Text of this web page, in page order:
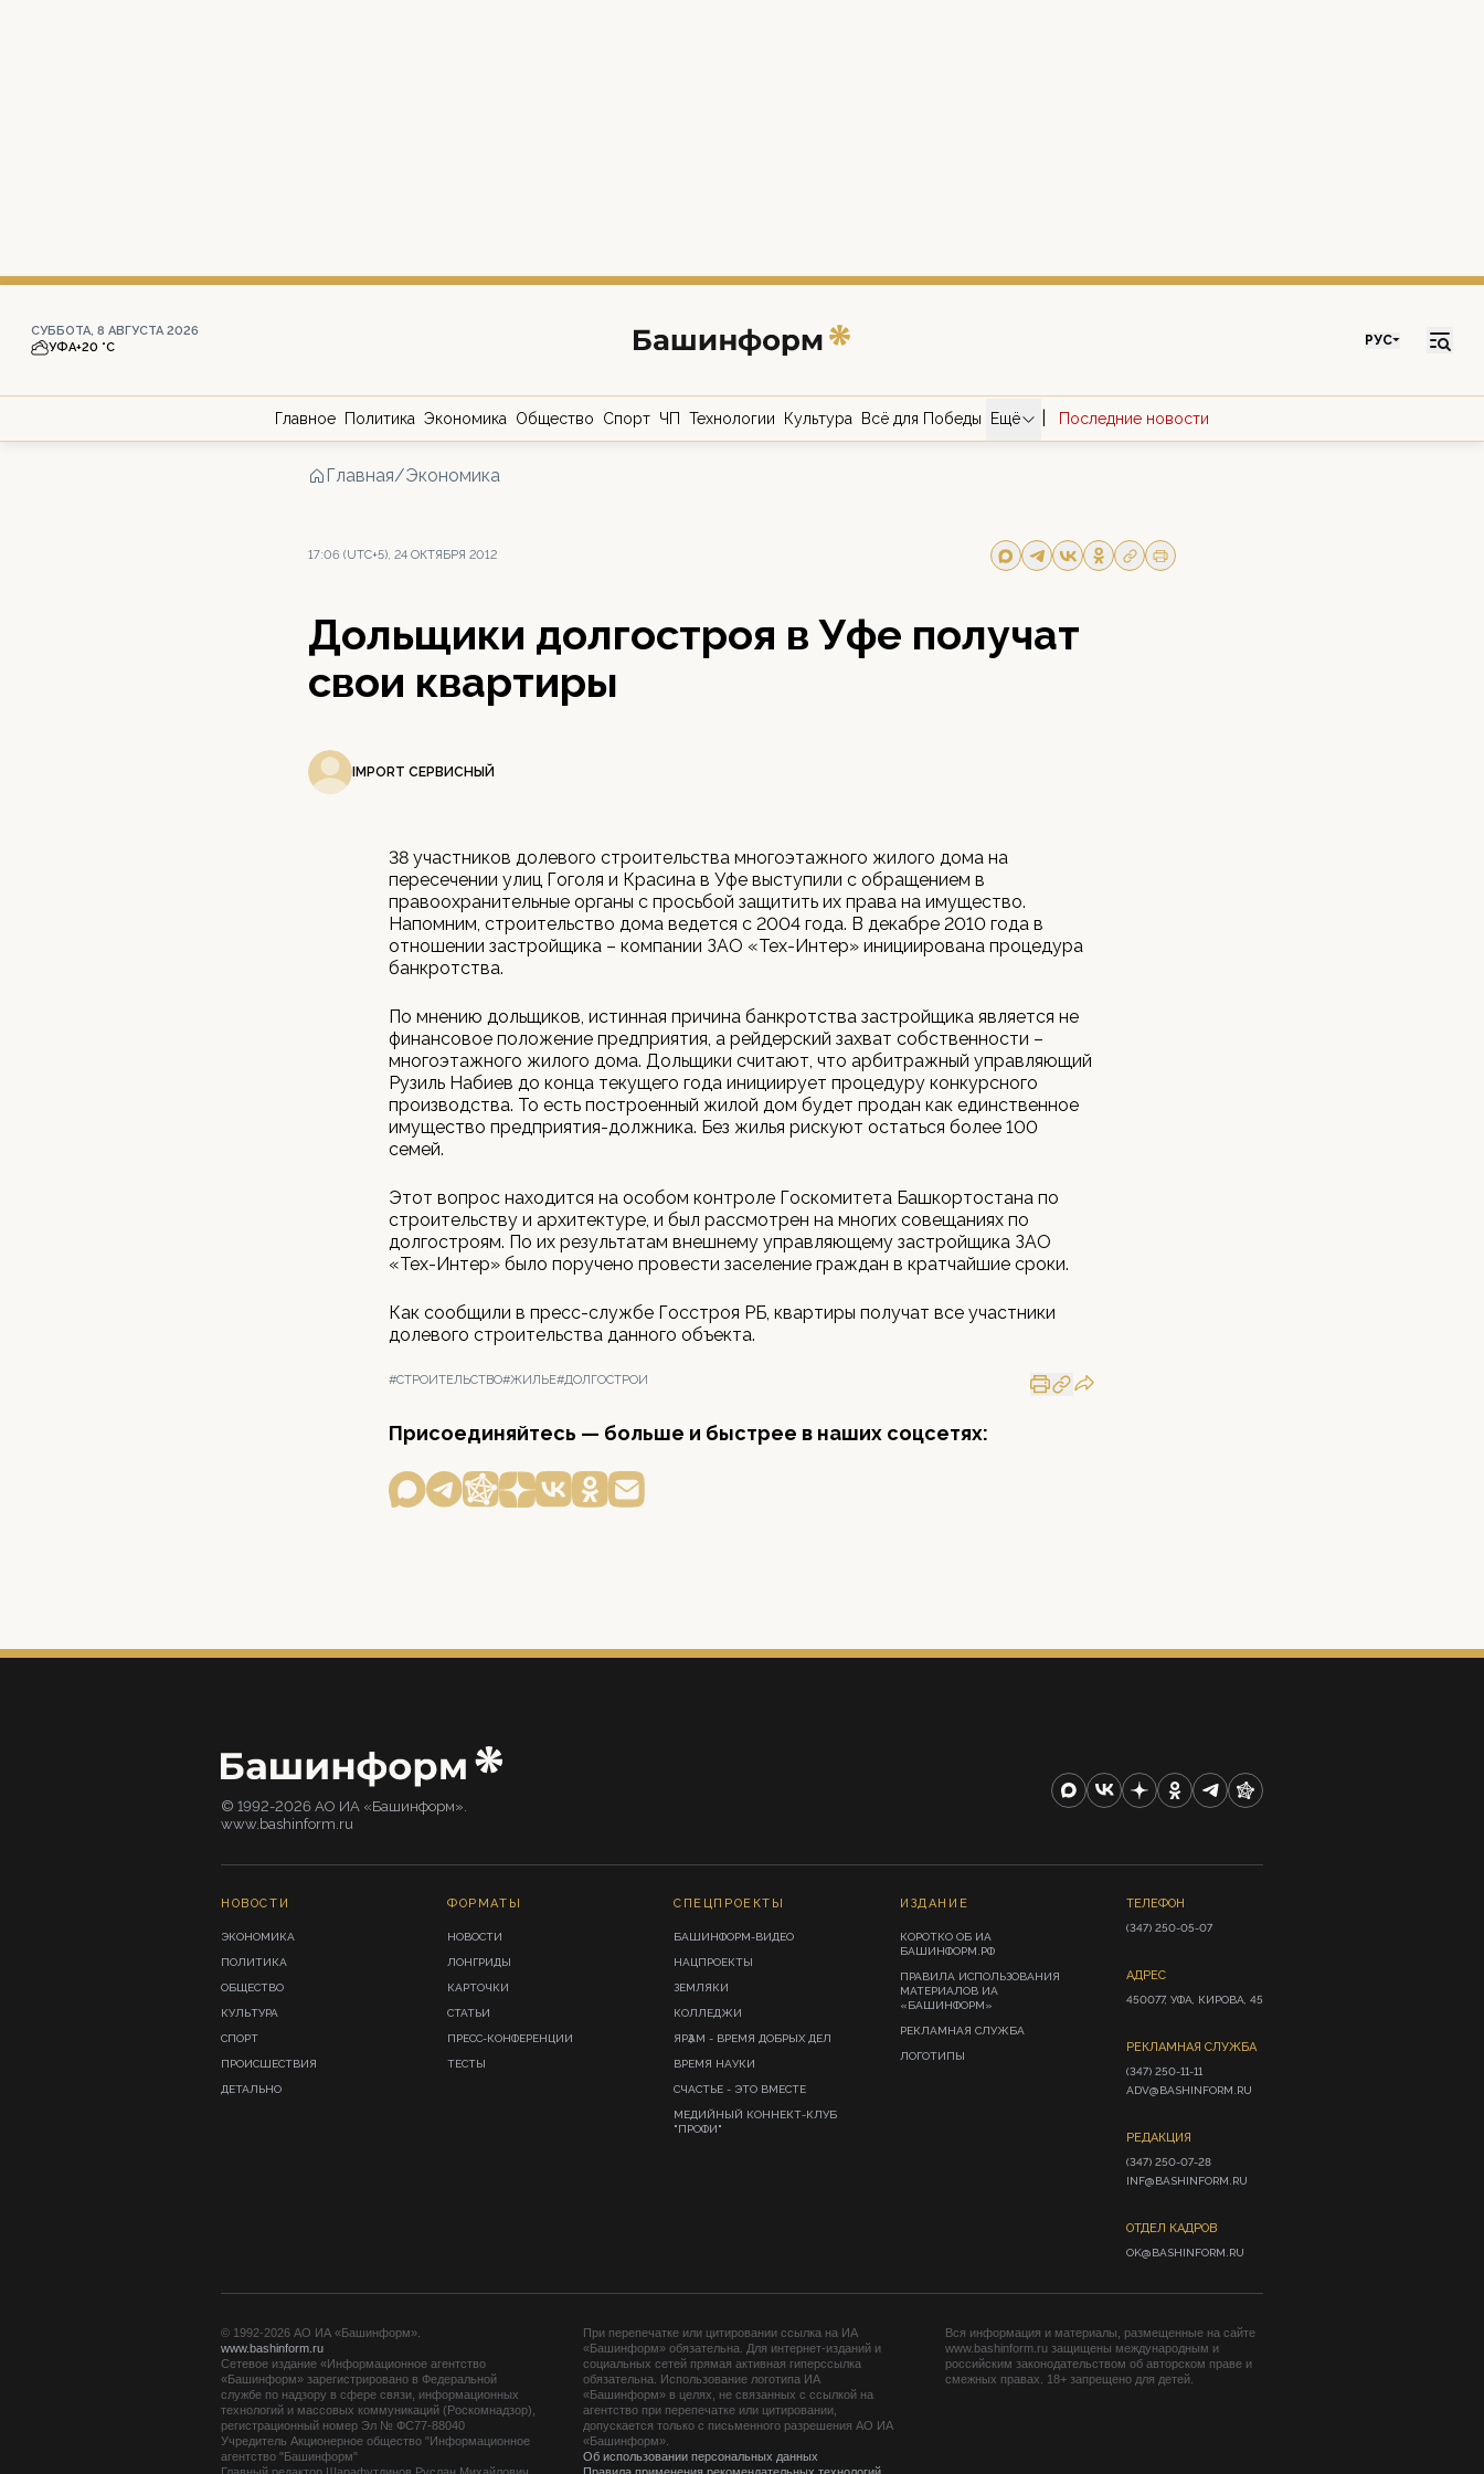
СУББОТА, 8 АВГУСТА 2026
УФА+20 °С РУС
Главное Политика Экономика Общество Спорт ЧП Технологии Культура Всё для Победы Ещё Последние новости
Главная/Экономика
17:06 (UTC+5), 24 ОКТЯБРЯ 2012
Дольщики долгостроя в Уфе получат
свои квартиры
IMPORT СЕРВИСНЫЙ
38 участников долевого строительства многоэтажного жилого дома на
пересечении улиц Гоголя и Красина в Уфе выступили с обращением в
правоохранительные органы с просьбой защитить их права на имущество.
Напомним, строительство дома ведется с 2004 года. В декабре 2010 года в
отношении застройщика – компании ЗАО «Тех-Интер» инициирована процедура
банкротства.
По мнению дольщиков, истинная причина банкротства застройщика является не
финансовое положение предприятия, а рейдерский захват собственности –
многоэтажного жилого дома. Дольщики считают, что арбитражный управляющий
Рузиль Набиев до конца текущего года инициирует процедуру конкурсного
производства. То есть построенный жилой дом будет продан как единственное
имущество предприятия-должника. Без жилья рискуют остаться более 100
семей.
Этот вопрос находится на особом контроле Госкомитета Башкортостана по
строительству и архитектуре, и был рассмотрен на многих совещаниях по
долгостроям. По их результатам внешнему управляющему застройщика ЗАО
«Тех-Интер» было поручено провести заселение граждан в кратчайшие сроки.
Как сообщили в пресс-службе Госстроя РБ, квартиры получат все участники
долевого строительства данного объекта.
#СТРОИТЕЛЬСТВО#ЖИЛЬЕ#ДОЛГОСТРОИ
Присоединяйтесь — больше и быстрее в наших соцсетях:
© 1992-2026 АО ИА «Башинформ».
www.bashinform.ru
НОВОСТИ
ЭКОНОМИКА
ПОЛИТИКА
ОБЩЕСТВО
КУЛЬТУРА
СПОРТ
ПРОИСШЕСТВИЯ
ДЕТАЛЬНО
ФОРМАТЫ
НОВОСТИ
ЛОНГРИДЫ
КАРТОЧКИ
СТАТЬИ
ПРЕСС-КОНФЕРЕНЦИИ
ТЕСТЫ
СПЕЦПРОЕКТЫ
БАШИНФОРМ-ВИДЕО
НАЦПРОЕКТЫ
ЗЕМЛЯКИ
КОЛЛЕДЖИ
ЯРҘАМ - ВРЕМЯ ДОБРЫХ ДЕЛ
ВРЕМЯ НАУКИ
СЧАСТЬЕ - ЭТО ВМЕСТЕ
МЕДИЙНЫЙ КОННЕКТ-КЛУБ
"ПРОФИ"
ИЗДАНИЕ
КОРОТКО ОБ ИА
БАШИНФОРМ.РФ
ПРАВИЛА ИСПОЛЬЗОВАНИЯ
МАТЕРИАЛОВ ИА
«БАШИНФОРМ»
РЕКЛАМНАЯ СЛУЖБА
ЛОГОТИПЫ
ТЕЛЕФОН
(347) 250-05-07
АДРЕС
450077, УФА, КИРОВА, 45
РЕКЛАМНАЯ СЛУЖБА
(347) 250-11-11
ADV@BASHINFORM.RU
РЕДАКЦИЯ
(347) 250-07-28
INF@BASHINFORM.RU
ОТДЕЛ КАДРОВ
OK@BASHINFORM.RU
© 1992-2026 АО ИА «Башинформ».
www.bashinform.ru
Сетевое издание «Информационное агентство
«Башинформ» зарегистрировано в Федеральной
службе по надзору в сфере связи, информационных
технологий и массовых коммуникаций (Роскомнадзор),
регистрационный номер Эл № ФС77-88040
Учредитель Акционерное общество "Информационное
агентство "Башинформ"
При перепечатке или цитировании ссылка на ИА
«Башинформ» обязательна. Для интернет-изданий и
социальных сетей прямая активная гиперссылка
обязательна. Использование логотипа ИА
«Башинформ» в целях, не связанных с ссылкой на
агентство при перепечатке или цитировании,
допускается только с письменного разрешения АО ИА
«Башинформ».
Об использовании персональных данных
Вся информация и материалы, размещенные на сайте
www.bashinform.ru защищены международным и
российским законодательством об авторском праве и
смежных правах. 18+ запрещено для детей.